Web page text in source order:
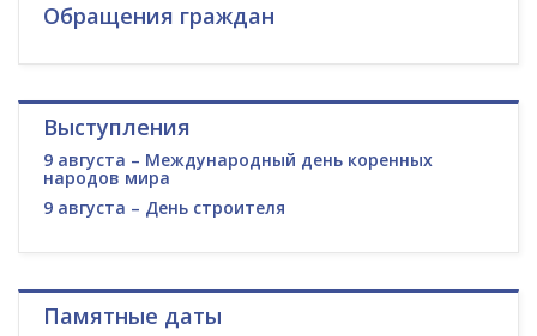
Обращения граждан
Выступления
9 августа – Международный день коренных
народов мира
9 августа – День строителя
Памятные даты